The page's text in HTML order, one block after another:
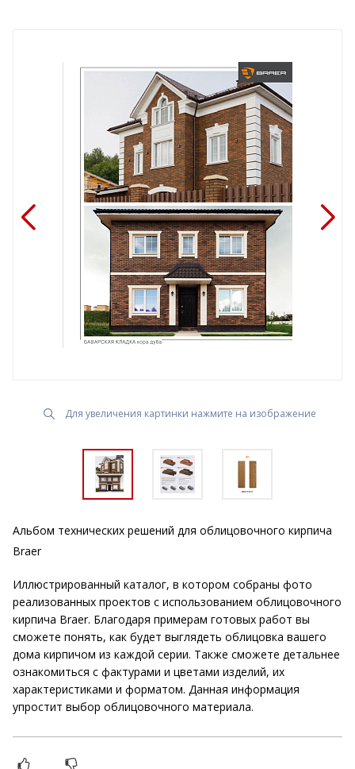
Для увеличения картинки нажмите на изображение
Альбом технических решений для облицовочного кирпича
Braer
Иллюстрированный каталог, в котором собраны фото
реализованных проектов с использованием облицовочного
кирпича Braer. Благодаря примерам готовых работ вы
сможете понять, как будет выглядеть облицовка вашего
дома кирпичом из каждой серии. Также сможете детальнее
ознакомиться с фактурами и цветами изделий, их
характеристиками и форматом. Данная информация
упростит выбор облицовочного материала.